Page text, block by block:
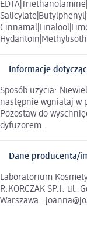
Informacje
Sposób użycia:
następnie wgniataj w
Pozostaw do
dyfuzorem.
Dane producenta/
Laboratorium
R.KORCZAK SP.J. ul.
Warszawa